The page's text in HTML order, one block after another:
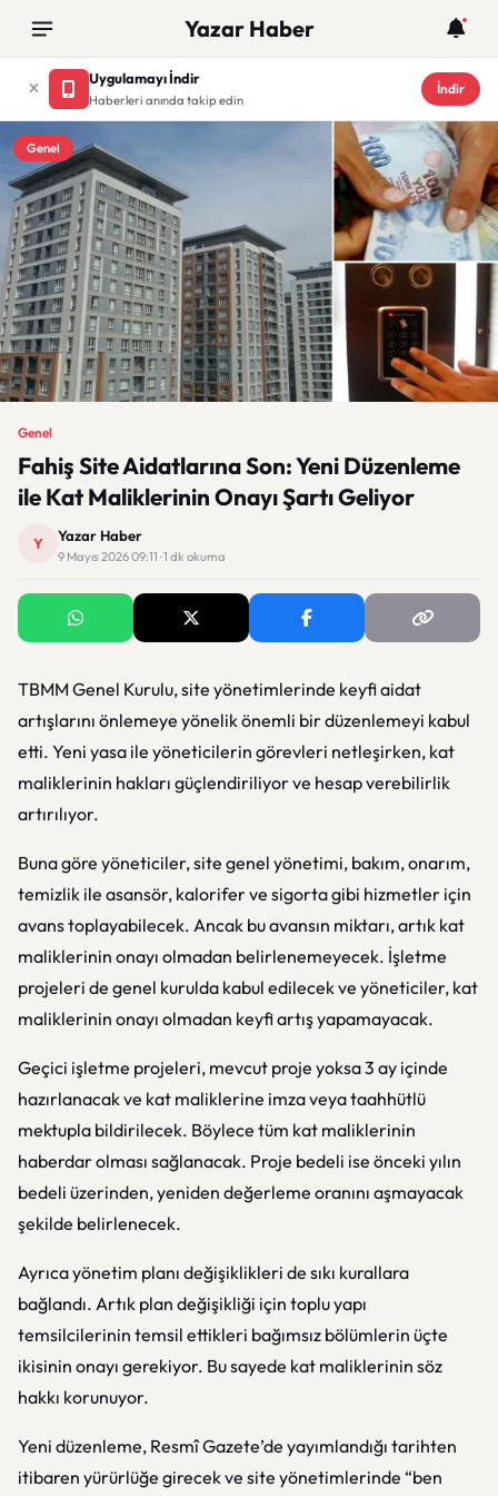
Yazar Haber
Uygulamayı İndir
Haberleri anında takip edin
İndir
Genel
Genel
Fahiş Site Aidatlarına Son: Yeni Düzenleme
ile Kat Maliklerinin Onayı Şartı Geliyor
Y Yazar Haber
9 Mayıs 2026 09:11 · 1 dk okuma
TBMM Genel Kurulu, site yönetimlerinde keyfi aidat
artışlarını önlemeye yönelik önemli bir düzenlemeyi kabul
etti. Yeni yasa ile yöneticilerin görevleri netleşirken, kat
maliklerinin hakları güçlendiriliyor ve hesap verebilirlik
artırılıyor.
Buna göre yöneticiler, site genel yönetimi, bakım, onarım,
temizlik ile asansör, kalorifer ve sigorta gibi hizmetler için
avans toplayabilecek. Ancak bu avansın miktarı, artık kat
maliklerinin onayı olmadan belirlenemeyecek. İşletme
projeleri de genel kurulda kabul edilecek ve yöneticiler, kat
maliklerinin onayı olmadan keyfi artış yapamayacak.
Geçici işletme projeleri, mevcut proje yoksa 3 ay içinde
hazırlanacak ve kat maliklerine imza veya taahhütlü
mektupla bildirilecek. Böylece tüm kat maliklerinin
haberdar olması sağlanacak. Proje bedeli ise önceki yılın
bedeli üzerinden, yeniden değerleme oranını aşmayacak
şekilde belirlenecek.
Ayrıca yönetim planı değişiklikleri de sıkı kurallara
bağlandı. Artık plan değişikliği için toplu yapı
temsilcilerinin temsil ettikleri bağımsız bölümlerin üçte
ikisinin onayı gerekiyor. Bu sayede kat maliklerinin söz
hakkı korunuyor.
Yeni düzenleme, Resmî Gazete’de yayımlandığı tarihten
itibaren yürürlüğe girecek ve site yönetimlerinde “ben